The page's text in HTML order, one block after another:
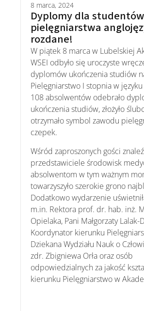
8 marca, 2024
Dyplomy dla studentów
pielęgniarstwa
rozdane!
W piątek 8 marca w Lubelskiej
WSEI odbyło się uroczyste
dyplomów ukończenia studiów
Pielęgniarstwo I stopnia w
108 absolwentów odebrało
ukończenia studiów, złożyło
otrzymało symbol zawodu
czepek.
Wśród zaproszonych gości
przedstawiciele środowisk
absolwentom w tym ważnym
towarzyszyło szerokie grono
Dodatkowo wydarzenie
m.in. Rektora prof. dr. hab. inż.
Opielaka, Pani Małgorzaty Lalak-
Koordynator kierunku
Dziekana Wydziału Nauk o
zdr. Zbigniewa Orła oraz osób
odpowiedzialnych za jakość
kierunku Pielęgniarstwo w